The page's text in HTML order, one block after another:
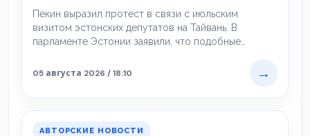
Пекин выразил протест в связи с июльским
визитом эстонских депутатов на Тайвань. В
парламенте Эстонии заявили, что подобные
05 августа 2026 / 18:10
→
АВТОРСКИЕ НОВОСТИ